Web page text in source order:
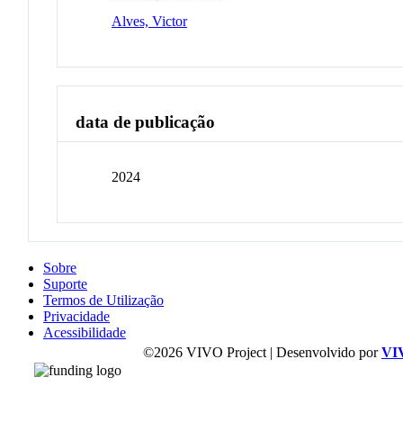
Alves, Victor
data de publicação
2024
Sobre
Suporte
Termos de Utilização
Privacidade
Acessibilidade
©2026 VIVO Project | Desenvolvido por